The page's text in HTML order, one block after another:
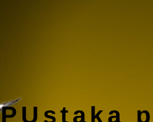
PUstaka